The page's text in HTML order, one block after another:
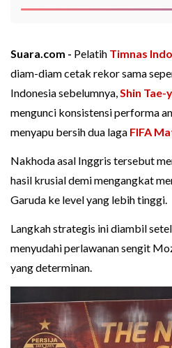
Suara.com - Pelatih Timnas
diam-diam cetak rekor sama
Indonesia sebelumnya,Shin Tae-
mengunci konsistensi performa
menyapu bersih dua laga FIFA
Nakhoda asal Inggris tersebut
hasil krusial demi mengangkat
Garuda ke level yang lebih tinggi.
Langkah strategis ini diambil
menyudahi perlawanan sengit
yang determinan.